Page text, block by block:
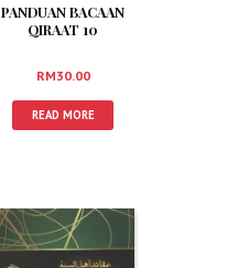
PANDUAN BACAAN
QIRAAT 10
DURRAH
RM30.00
READ MORE